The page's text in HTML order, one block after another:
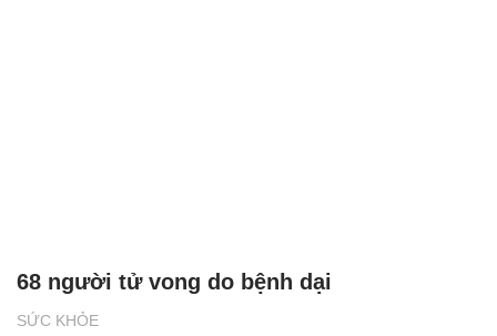
SỨC KHỎE
68 người tử vong do bệnh dại